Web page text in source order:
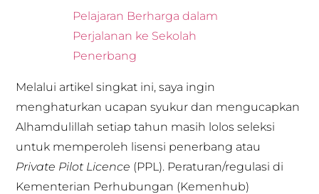
Pelajaran Berharga dalam
Perjalanan ke Sekolah
Penerbang
Melalui artikel singkat ini, saya ingin
menghaturkan ucapan syukur dan mengucapkan
Alhamdulillah setiap tahun masih lolos seleksi
untuk memperoleh lisensi penerbang atau
Private Pilot Licence (PPL). Peraturan/regulasi di
Kementerian Perhubungan (Kemenhub)